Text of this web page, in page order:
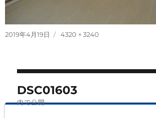
投
2019年4月19日
フ
ズ
4320 × 3240
投
稿
DSC01603
内で公開